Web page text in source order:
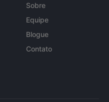
Sobre
Equipe
Blogue
Contato